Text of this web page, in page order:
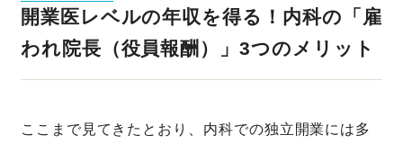
開業医レベルの年収を得る！内科の「雇
われ院長（役員報酬）」3つのメリット
ここまで見てきたとおり、内科での独立開業には多